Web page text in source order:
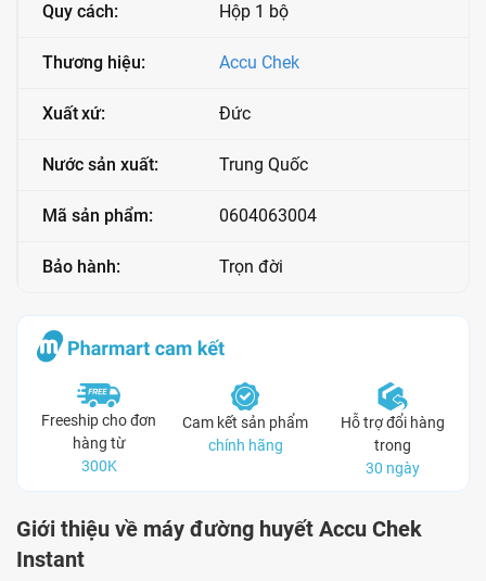
Quy cách: Hộp 1 bộ
Thương hiệu: Accu Chek
Xuất xứ: Đức
Nước sản xuất: Trung Quốc
Mã sản phẩm: 0604063004
Bảo hành: Trọn đời
Freeship cho đơn
hàng từ
300K
Cam kết sản phẩm
chính hãng
Hỗ trợ đổi hàng
trong
30 ngày
Giới thiệu về máy đường huyết Accu Chek
Instant